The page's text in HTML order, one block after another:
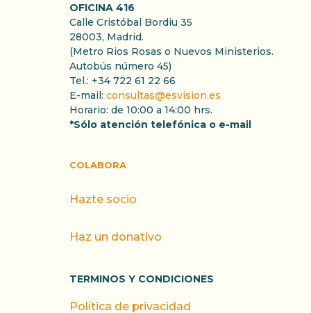
OFICINA 416
Calle Cristóbal Bordiu 35
28003, Madrid.
(Metro Rios Rosas o Nuevos Ministerios.
Autobús número 45)
Tel.: +34 722 61 22 66
E-mail: consultas@esvision.es
Horario: de 10:00 a 14:00 hrs.
*Sólo atención telefónica o e-mail
COLABORA
Hazte socio
Haz un donativo
TERMINOS Y CONDICIONES
Política de privacidad